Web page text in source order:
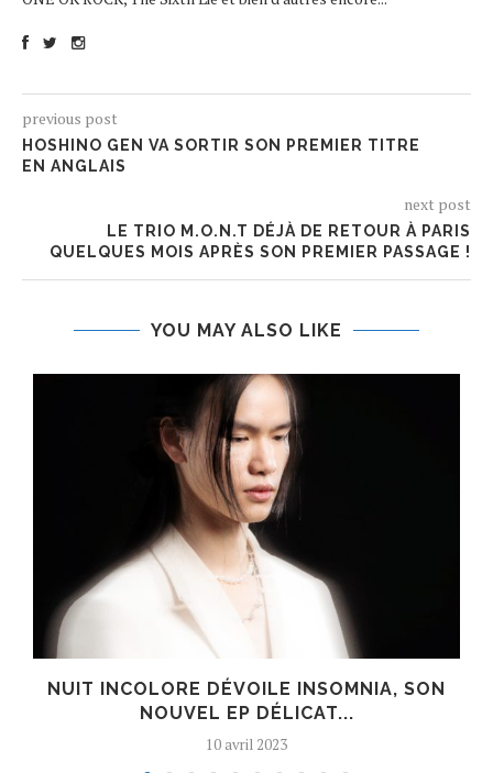
previous post
HOSHINO GEN VA SORTIR SON PREMIER TITRE
EN ANGLAIS
next post
LE TRIO M.O.N.T DÉJÀ DE RETOUR À PARIS
QUELQUES MOIS APRÈS SON PREMIER PASSAGE !
YOU MAY ALSO LIKE
NUIT INCOLORE DÉVOILE INSOMNIA, SON
NOUVEL EP DÉLICAT...
10 avril 2023